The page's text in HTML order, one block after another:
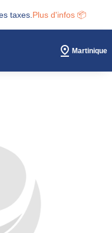
taxes. Plus d'infos 📦
Martinique